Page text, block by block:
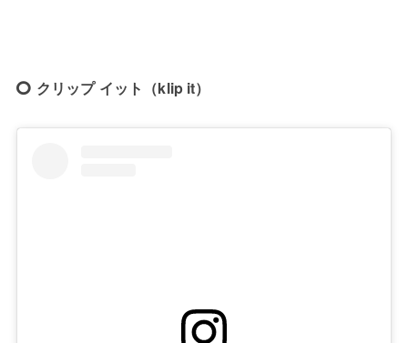
クリップ イット（klip it）